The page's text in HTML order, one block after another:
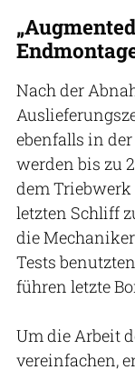
Nach der
ebenfalls in
werden bis zu
dem Triebwerk
letzten Schliff
die
Tests
führen letzte
Um die Arbeit
vereinfachen,